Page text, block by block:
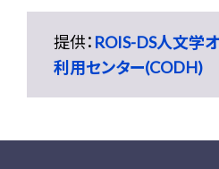
提供： ROIS-DS人文学
利用センター(CODH)